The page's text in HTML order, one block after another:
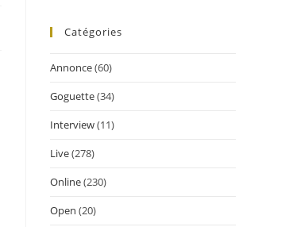
Catégories
Annonce(60)
Goguette(34)
Interview(11)
Live(278)
Online(230)
Open (20)